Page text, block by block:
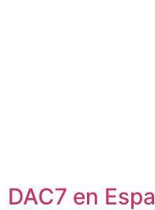
DAC7 en